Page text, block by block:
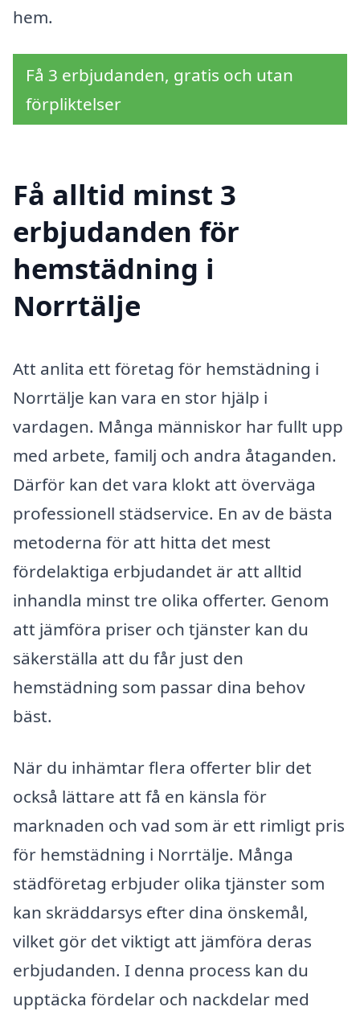
hem.
Få 3 erbjudanden, gratis och utan
förpliktelser
Få alltid minst 3
erbjudanden för
hemstädning i
Norrtälje
Att anlita ett företag för hemstädning i
Norrtälje kan vara en stor hjälp i
vardagen. Många människor har fullt upp
med arbete, familj och andra åtaganden.
Därför kan det vara klokt att överväga
professionell städservice. En av de bästa
metoderna för att hitta det mest
fördelaktiga erbjudandet är att alltid
inhandla minst tre olika offerter. Genom
att jämföra priser och tjänster kan du
säkerställa att du får just den
hemstädning som passar dina behov
bäst.
När du inhämtar flera offerter blir det
också lättare att få en känsla för
marknaden och vad som är ett rimligt pris
för hemstädning i Norrtälje. Många
städföretag erbjuder olika tjänster som
kan skräddarsys efter dina önskemål,
vilket gör det viktigt att jämföra deras
erbjudanden. I denna process kan du
upptäcka fördelar och nackdelar med